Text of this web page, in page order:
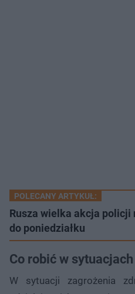
POLECANY ARTYKUŁ:
Rusza wielka akcja
do poniedziałku
Co robić w
W sytuacji zagrożenia